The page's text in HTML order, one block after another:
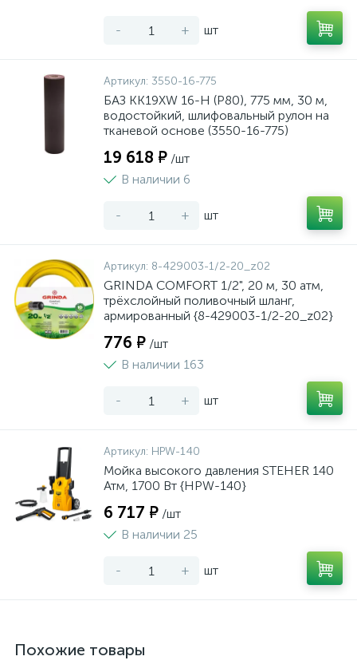
- + шт
Артикул: 3550-16-775
БАЗ KK19XW 16-H (Р80), 775 мм, 30 м,
водостойкий, шлифовальный рулон на
тканевой основе (3550-16-775)
19 618 ₽ /шт
В наличии 6
- + шт
Артикул: 8-429003-1/2-20_z02
GRINDA COMFORT 1/2", 20 м, 30 атм,
трёхслойный поливочный шланг,
армированный {8-429003-1/2-20_z02}
776 ₽ /шт
В наличии 163
- + шт
Артикул: HPW-140
Мойка высокого давления STEHER 140
Атм, 1700 Вт {HPW-140}
6 717 ₽ /шт
В наличии 25
- + шт
Похожие товары